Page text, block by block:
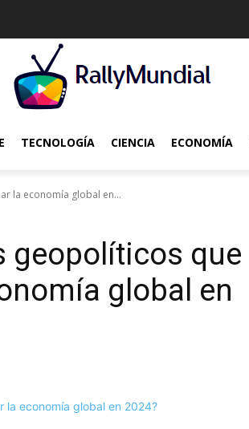
TECNOLOGÍA CIENCIA ECONOMÍA
la economía global en...
geopolíticos que
global en